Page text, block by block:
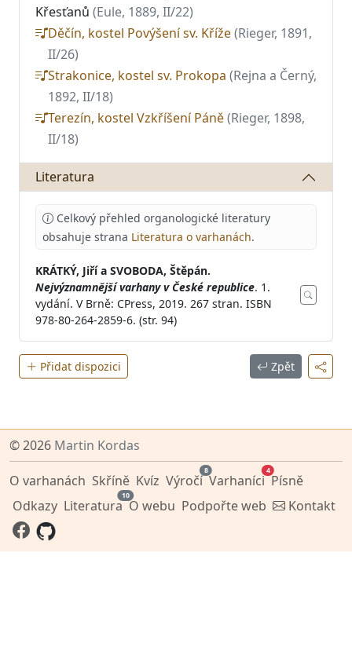
Křesťanů (Eule, 1889, II/22)
Děčín, kostel Povýšení sv. Kříže(Rieger, 1891,
II/26)
Strakonice, kostel sv. Prokopa (Rejna a Černý,
1892, II/18)
Terezín, kostel Vzkříšení Páně(Rieger, 1898,
II/18)
Literatura
Celkový přehled organologické literatury
obsahuje strana Literatura o varhanách.
KRÁTKÝ, Jiří a SVOBODA, Štěpán.
Nejvýznamnější varhany v České republice. 1.
vydání. V Brně: CPress, 2019. 267 stran. ISBN
978-80-264-2859-6. (str. 94)
Přidat dispozici Zpět
© 2026 Martin Kordas
O varhanách Skříně Kvíz Výročí
8
Varhaníci
4
Písně
Odkazy Literatura
10
O webu Podpořte web Kontakt